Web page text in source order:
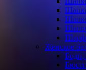
Женское
Боди,